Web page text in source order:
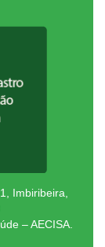
Imbiribeira,
– AECISA.